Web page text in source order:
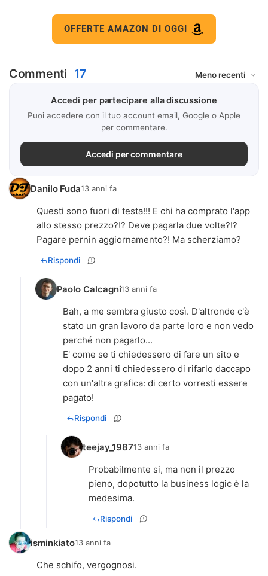
OFFERTE AMAZON DI OGGI
Commenti 17
Accedi per partecipare alla discussione
Puoi accedere con il tuo account email, Google o Apple
per commentare.
Accedi per commentare
Danilo Fuda13 anni fa
Questi sono fuori di testa!!! E chi ha comprato l'app
allo stesso prezzo?!? Deve pagarla due volte?!?
Pagare pernin aggiornamento?! Ma scherziamo?
Rispondi
Paolo Calcagni13 anni fa
Bah, a me sembra giusto così. D'altronde c'è
stato un gran lavoro da parte loro e non vedo
perché non pagarlo...
E' come se ti chiedessero di fare un sito e
dopo 2 anni ti chiedessero di rifarlo daccapo
con un'altra grafica: di certo vorresti essere
pagato!
Rispondi
teejay_198713 anni fa
Probabilmente si, ma non il prezzo
pieno, dopotutto la business logic è la
medesima.
Rispondi
isminkiato13 anni fa
Che schifo, vergognosi.